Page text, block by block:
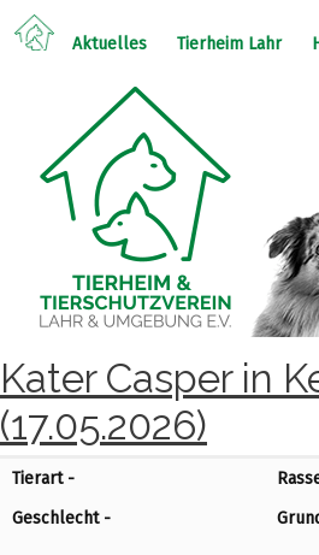
Aktuelles Tierheim Lahr
Kater Casper in
(17.05.2026)
Tierart -
Geschlecht -